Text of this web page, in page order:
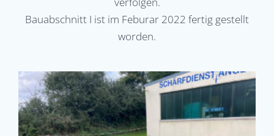
Bauabschnitt I ist im Feburar 2022 fertig gestellt
worden.